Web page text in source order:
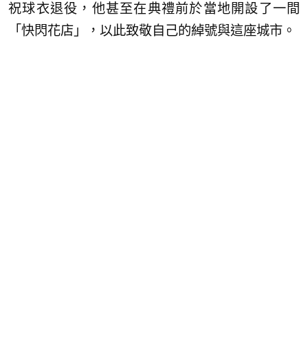
祝球衣退役，他甚至在典禮前於當地開設了一間
「快閃花店」，以此致敬自己的綽號與這座城市。